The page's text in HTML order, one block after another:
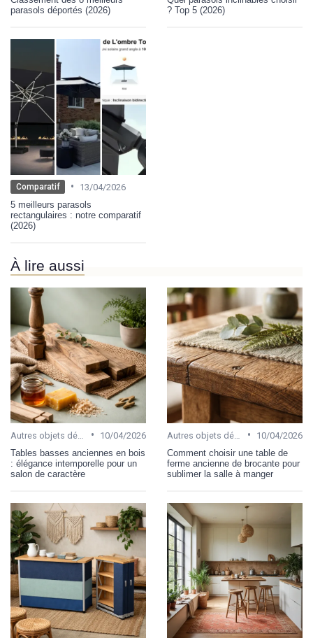
parasols déportés (2026)
? Top 5 (2026)
Comparatif •
13/04/2026
5 meilleurs parasols
rectangulaires : notre comparatif
(2026)
À lire aussi
•
10/04/2026
Tables basses anciennes en bois
: élégance intemporelle pour un
salon de caractère
•
10/04/2026
Comment choisir une table de
ferme ancienne de brocante pour
sublimer la salle à manger